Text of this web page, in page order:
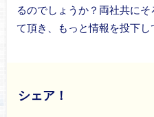
るのでしょうか？両社共に
て頂き、もっと情報を投下し
シェア！